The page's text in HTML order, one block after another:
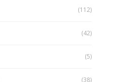
(112)
(42)
(5)
(38)